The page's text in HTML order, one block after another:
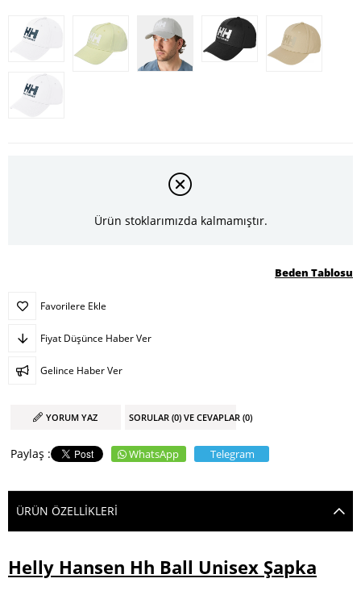
Ürün stoklarımızda kalmamıştır.
Beden Tablosu
Favorilere Ekle
Fiyat Düşünce Haber Ver
Gelince Haber Ver
YORUM YAZ SORULAR (0) VE CEVAPLAR (0)
WhatsApp Telegram
ÜRÜN ÖZELLIKLERI
Helly Hansen Hh Ball Unisex Şapka